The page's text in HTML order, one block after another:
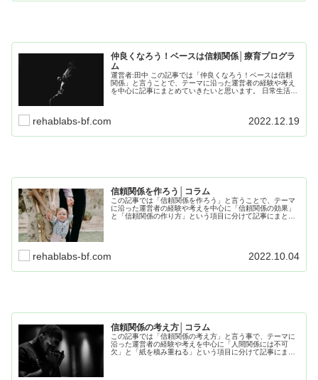
仲良くなろう！ベースは信頼関係│療育プログラ
ム
運営者:田中 この記事では「仲良くなろう！ベースは信頼
関係」と言うことで、テーマに沿った運営者の経験や考え
を中心に記事にまとめていきたいと思います。 日常生活や
rehablabs-bf.com 2022.12.19
信頼関係を作ろう│コラム
この記事では「信頼関係を作ろう」と言うことで、テーマ
に沿った運営者の経験や考えを中心に「信頼関係の効果」
と「信頼関係の作り方」という項目に分けて記事にまとめ
rehablabs-bf.com 2022.10.04
信頼関係の考え方│コラム
この記事では「信頼関係の考え方」と言う事で、テーマに
沿った運営者の経験や考えを中心に「人間関係には不可
欠」と「紙を積み重ねる」という項目に分けて記事にまと